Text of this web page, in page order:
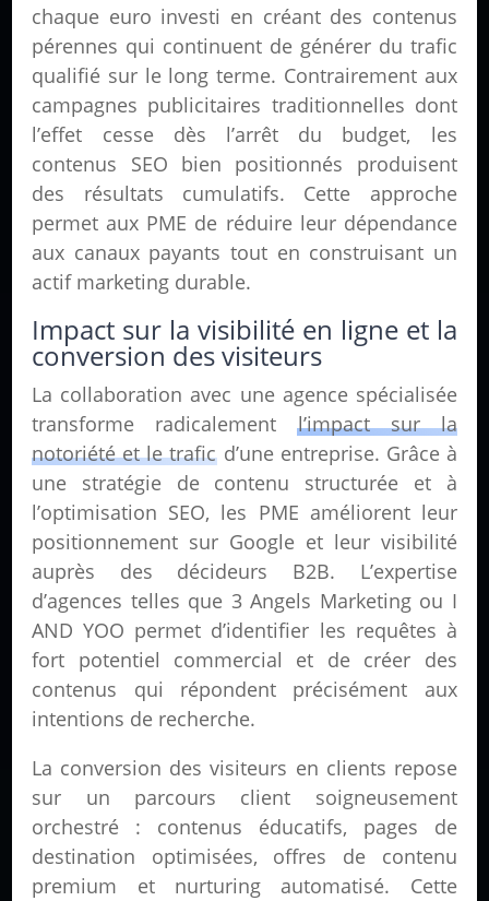
chaque euro investi en créant des contenus
pérennes qui continuent de générer du trafic
qualifié sur le long terme. Contrairement aux
campagnes publicitaires traditionnelles dont
l’effet cesse dès l’arrêt du budget, les
contenus SEO bien positionnés produisent
des résultats cumulatifs. Cette approche
permet aux PME de réduire leur dépendance
aux canaux payants tout en construisant un
actif marketing durable.
Impact sur la visibilité en ligne et la
conversion des visiteurs
La collaboration avec une agence spécialisée
transforme radicalement l’impact sur la
notoriété et le trafic d’une entreprise. Grâce à
une stratégie de contenu structurée et à
l’optimisation SEO, les PME améliorent leur
positionnement sur Google et leur visibilité
auprès des décideurs B2B. L’expertise
d’agences telles que 3 Angels Marketing ou I
AND YOO permet d’identifier les requêtes à
fort potentiel commercial et de créer des
contenus qui répondent précisément aux
intentions de recherche.
La conversion des visiteurs en clients repose
sur un parcours client soigneusement
orchestré : contenus éducatifs, pages de
destination optimisées, offres de contenu
premium et nurturing automatisé. Cette